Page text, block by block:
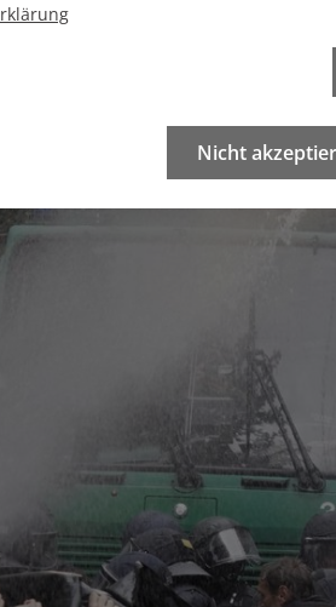
Nicht